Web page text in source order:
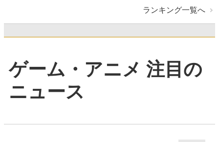
ランキング一覧へ
ゲーム・アニメ 注目の
ニュース